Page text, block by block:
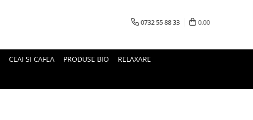
0732 55 88 33 0,00
CEAI SI CAFEA PRODUSE BIO RELAXARE